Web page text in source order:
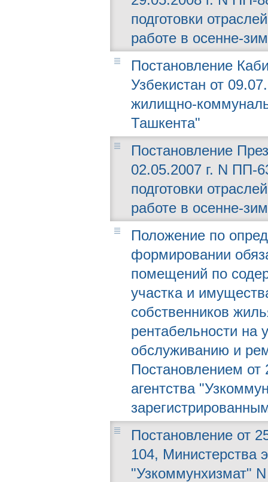
подготовки
работе в осенне-
Постановление
Узбекистан от
жилищно-
Ташкента"
Постановление
02.05.2007 г. N ПП-
подготовки
работе в осенне-
Положение по
формировании
помещений по
участка и
собственников
рентабельности на
обслуживанию и
Постановлением
агентства
Постановление от
104, Министерства
"Узкоммунхизмат"